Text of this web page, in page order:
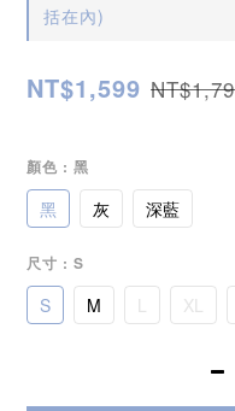
括在內)
NT$1,599
顏色 : 黑
黑 灰 深藍
尺寸 : S
S M L XL